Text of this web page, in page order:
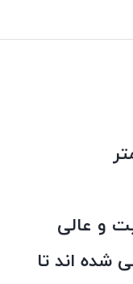
و عالی
شده اند تا